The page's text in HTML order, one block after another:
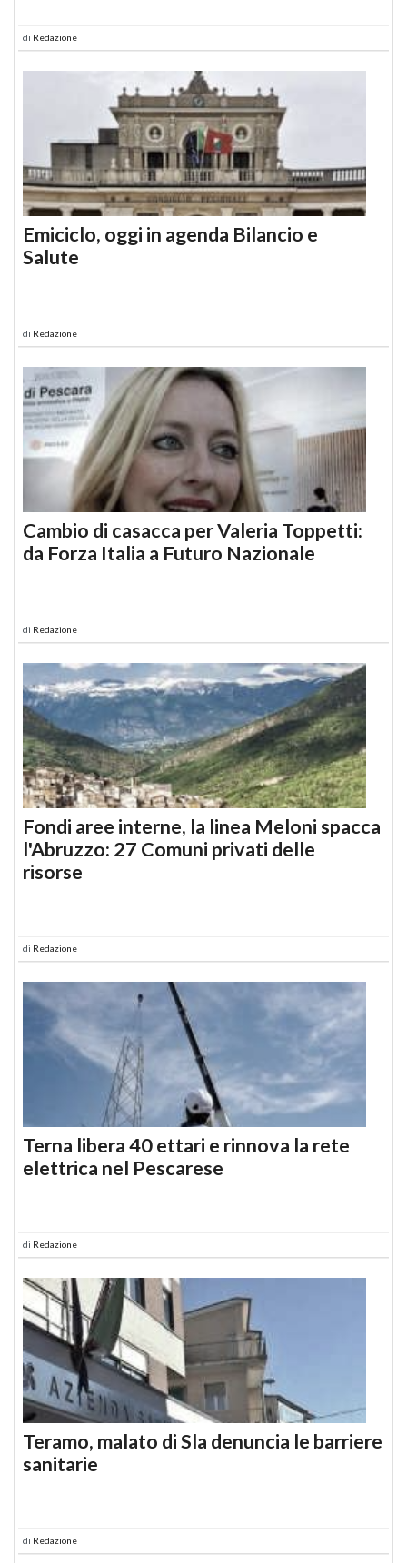
di Redazione
Emiciclo, oggi in agenda Bilancio e
Salute
di Redazione
Cambio di casacca per Valeria Toppetti:
da Forza Italia a Futuro Nazionale
di Redazione
Fondi aree interne, la linea Meloni spacca
l'Abruzzo: 27 Comuni privati delle
risorse
di Redazione
Terna libera 40 ettari e rinnova la rete
elettrica nel Pescarese
di Redazione
Teramo, malato di Sla denuncia le barriere
sanitarie
di Redazione